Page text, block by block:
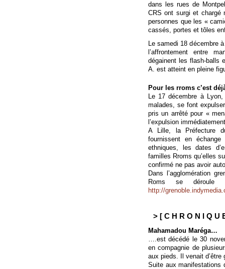
dans les rues de
CRS ont surgi et chargé
personnes que les «
cassés, portes et tôles
Le samedi 18 décembre
l’affrontement entre
dégainent les flash-balls
A. est atteint en pleine
Pour les rroms c’est
Le 17 décembre à
malades, se font
pris un arrêté pour «
l’expulsion
A Lille, la Préfecture
fournissent en
ethniques, les dates
familles Rroms qu’elles
confirmé ne pas avoir
Dans l’agglomération
Roms se
http://
> [ C H R O N I Q U
Mahamadou Maréga…
….est décédé le 30
en compagnie de
aux pieds. Il venait
Suite aux manifestations